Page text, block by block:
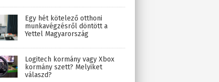
Egy hét kötelező otthoni
munkavégzésről döntött a
Yettel Magyarország
Logitech kormány vagy Xbox
kormány szett? Melyiket
válaszd?